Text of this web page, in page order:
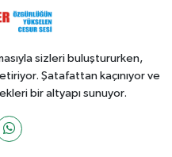
sizleri buluştururken,
Şatafattan kaçınıyor ve
bir altyapı sunuyor.